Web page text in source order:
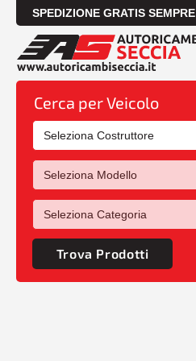
SPEDIZIONE GRATIS SEMPRE
Cerca per Veicolo
Trova Prodotti